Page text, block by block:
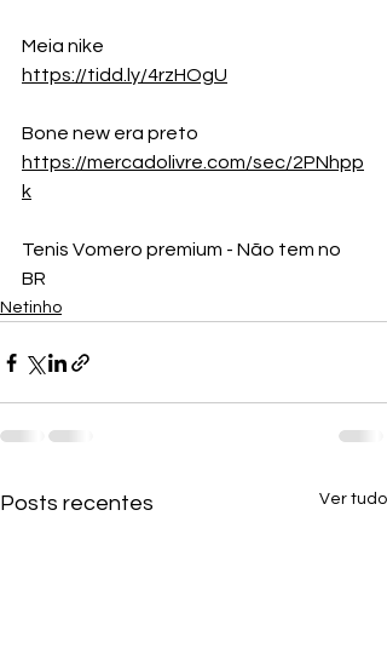
Meia nike
https://tidd.ly/4rzHOgU
Bone new era preto
https://mercadolivre.com/sec/2PNhpp
k
Tenis Vomero premium - Não tem no
BR
Netinho
Posts recentes Ver tudo